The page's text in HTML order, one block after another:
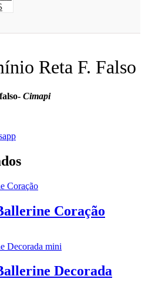
Reta F. Falso
Cimapi
Coração
Decorada